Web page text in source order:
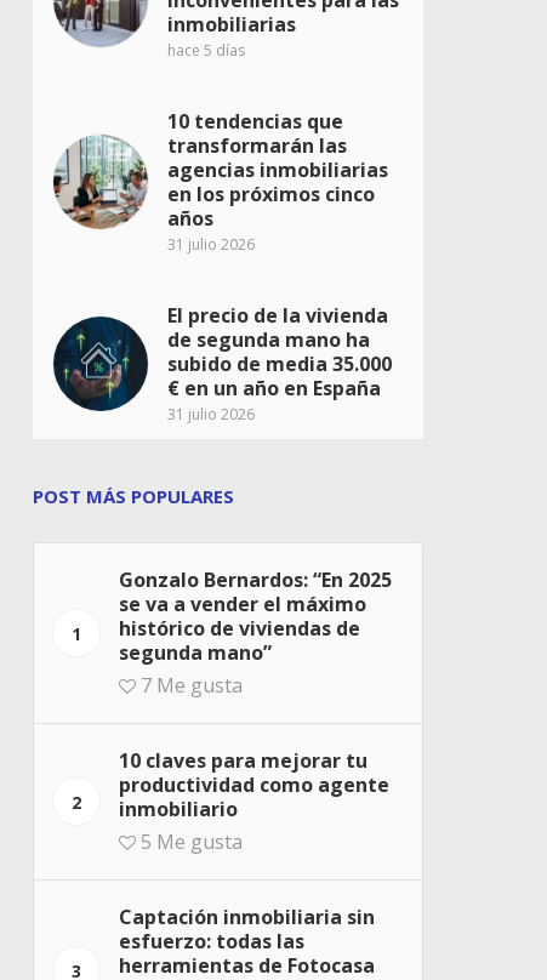
inmobiliarias
hace 5 días
10 tendencias que
transformarán las
agencias inmobiliarias
en los próximos cinco
años
31 julio 2026
El precio de la vivienda
de segunda mano ha
subido de media 35.000
€ en un año en España
31 julio 2026
POST MÁS POPULARES
1
Gonzalo Bernardos: “En 2025
se va a vender el máximo
histórico de viviendas de
segunda mano”
7 Me gusta
2
10 claves para mejorar tu
productividad como agente
inmobiliario
5 Me gusta
3
Captación inmobiliaria sin
esfuerzo: todas las
herramientas de Fotocasa